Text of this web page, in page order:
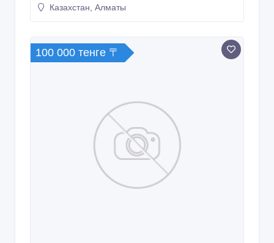
Казахстан, Алматы
100 000 тенге 〒